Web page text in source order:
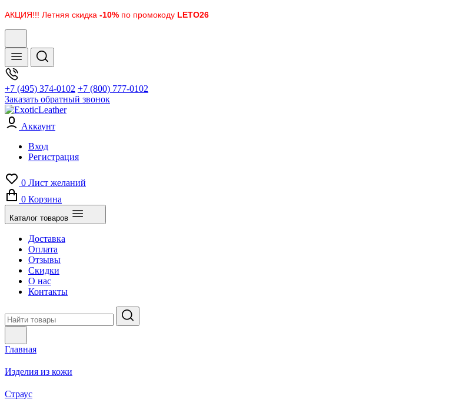
АКЦИЯ!!! Летняя скидка -10% по промокоду LETO26
+7 (495) 374-0102 +7 (800) 777-0102
Заказать обратный звонок
Аккаунт
Вход
Регистрация
0 Лист желаний
0 Корзина
Каталог товаров
Доставка
Оплата
Отзывы
Скидки
О нас
Контакты
Главная
Изделия из кожи
Страус